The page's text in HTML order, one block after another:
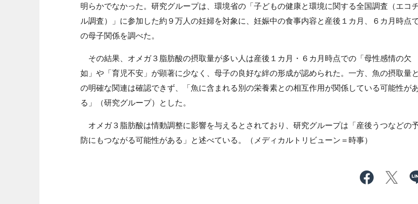
明らかでなかった。研究グループは、環境省の「子どもの健康と環境に関する全国調査（エコ
ル調査）」に参加した約９万人の妊婦を対象に、妊娠中の食事内容と産後１カ月、６カ月時点
の母子関係を調べた。
その結果、オメガ３脂肪酸の摂取量が多い人は産後１カ月・６カ月時点での「母性感情の欠
如」や「育児不安」が顕著に少なく、母子の良好な絆の形成が認められた。一方、魚の摂取量と
の明確な関連は確認できず、「魚に含まれる別の栄養素との相互作用が関係している可能性が
る」（研究グループ）とした。
オメガ３脂肪酸は情動調整に影響を与えるとされており、研究グループは「産後うつなどの
防にもつながる可能性がある」と述べている。（メディカルトリビューン＝時事）